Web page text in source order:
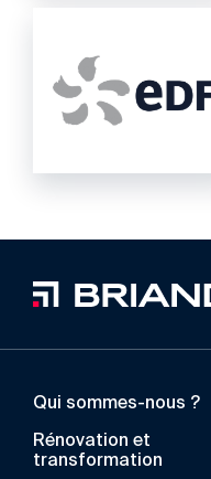
Qui sommes-nous ?
Rénovation et
transformation